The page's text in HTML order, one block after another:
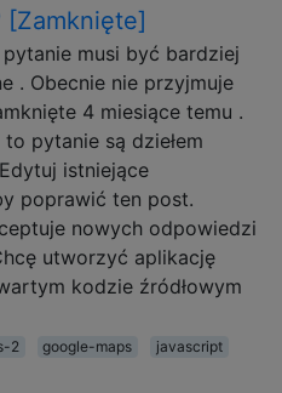
[Zamknięte]
musi być bardziej
. Obecnie nie przyjmuje
4 miesiące temu .
pytanie są dziełem
istniejące
poprawić ten post.
nowych odpowiedzi
utworzyć aplikację
kodzie źródłowym
2 google-maps
javascript